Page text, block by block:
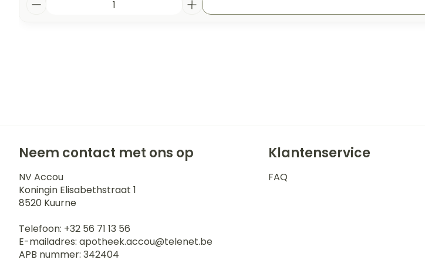
Neem contact met ons op
NV Accou
Koningin Elisabethstraat 1
8520 Kuurne
Telefoon: +32 56 71 13 56
E-mailadres: apotheek.accou@telenet.be
APB nummer: 342404
Klantenservice
FAQ